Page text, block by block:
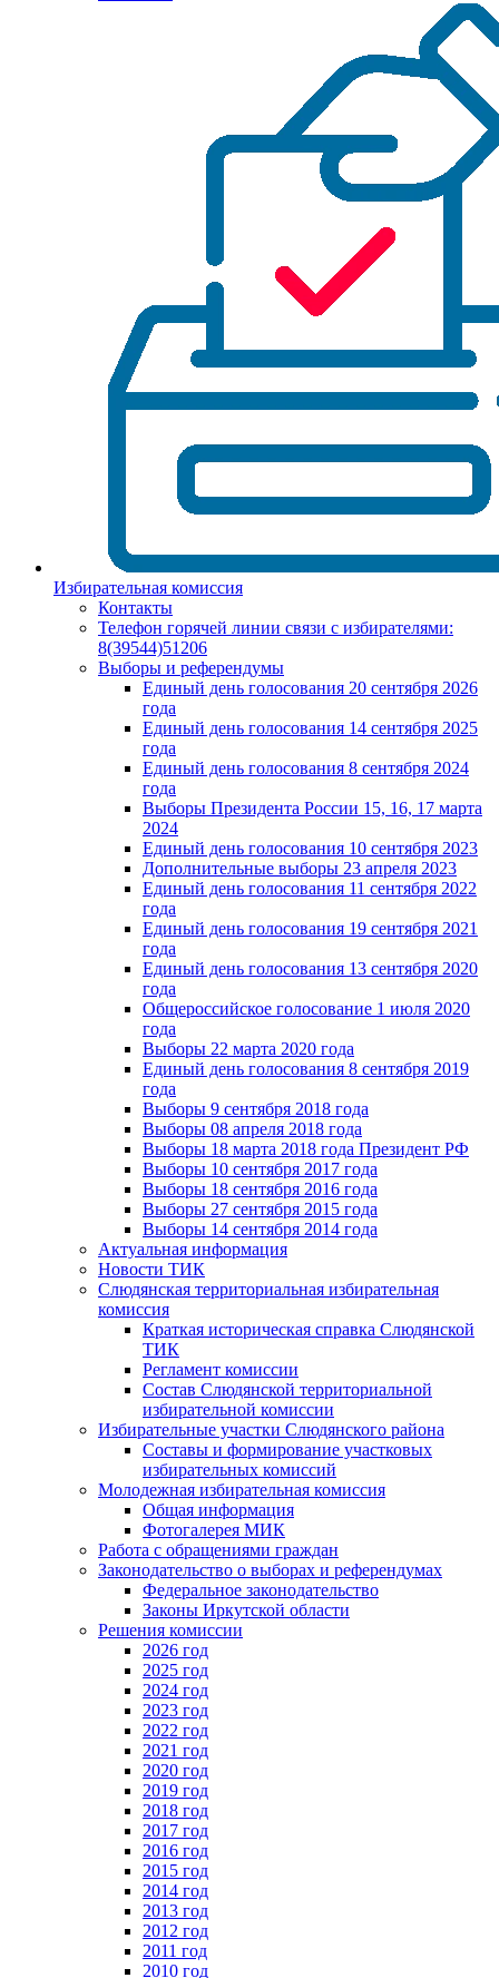
Избирательная комиссия
Контакты
Телефон горячей линии связи с избирателями:
8(39544)51206
Выборы и референдумы
Единый день голосования 20 сентября 2026
года
Единый день голосования 14 сентября 2025
года
Единый день голосования 8 сентября 2024
года
Выборы Президента России 15, 16, 17 марта
2024
Единый день голосования 10 сентября 2023
Дополнительные выборы 23 апреля 2023
Единый день голосования 11 сентября 2022
года
Единый день голосования 19 сентября 2021
года
Единый день голосования 13 сентября 2020
года
Общероссийское голосование 1 июля 2020
года
Выборы 22 марта 2020 года
Единый день голосования 8 сентября 2019
года
Выборы 9 сентября 2018 года
Выборы 08 апреля 2018 года
Выборы 18 марта 2018 года Президент РФ
Выборы 10 сентября 2017 года
Выборы 18 сентября 2016 года
Выборы 27 сентября 2015 года
Выборы 14 сентября 2014 года
Актуальная информация
Новости ТИК
Слюдянская территориальная избирательная
комиссия
Краткая историческая справка Слюдянской
ТИК
Регламент комиссии
Состав Слюдянской территориальной
избирательной комиссии
Избирательные участки Слюдянского района
Составы и формирование участковых
избирательных комиссий
Молодежная избирательная комиссия
Общая информация
Фотогалерея МИК
Работа с обращениями граждан
Законодательство о выборах и референдумах
Федеральное законодательство
Законы Иркутской области
Решения комиссии
2026 год
2025 год
2024 год
2023 год
2022 год
2021 год
2020 год
2019 год
2018 год
2017 год
2016 год
2015 год
2014 год
2013 год
2012 год
2011 год
2010 год